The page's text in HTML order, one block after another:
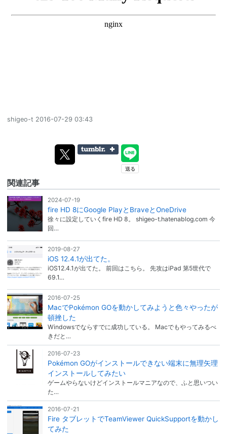
shigeo-t 2016-07-29 03:43
関連記事
2024-07-19
fire HD 8にGoogle PlayとBraveとOneDrive
徐々に設定していくfire HD 8。 shigeo-t.hatenablog.com 今
回…
2019-08-27
iOS 12.4.1が出てた。
iOS12.4.1が出てた。 前回はこちら。 先攻はiPad 第5世代で
69.1…
2016-07-25
MacでPokémon GOを動かしてみようと色々やったが
頓挫した
Windowsでならすでに成功している。 Macでもやってみるべ
きだと…
2016-07-23
Pokémon GOがインストールできない端末に無理矢理
インストールしてみたい
ゲームやらないけどインストールマニアなので、ふと思いつい
た…
2016-07-21
Fire タブレットでTeamViewer QuickSupportを動かし
てみた